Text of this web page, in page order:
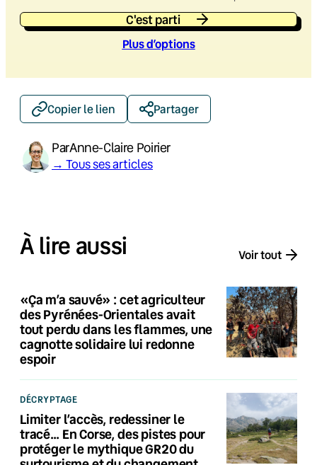
C'est parti
Plus d’options
Copier le lien Partager
ParAnne-Claire Poirier
→ Tous ses articles
À lire aussi Voir tout
«Ça m’a sauvé» : cet agriculteur
des Pyrénées-Orientales avait
tout perdu dans les flammes, une
cagnotte solidaire lui redonne
espoir
DÉCRYPTAGE
Limiter l’accès, redessiner le
tracé… En Corse, des pistes pour
protéger le mythique GR20 du